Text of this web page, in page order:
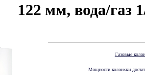
122 мм, вода/газ
Газовые
Мощности колонкки